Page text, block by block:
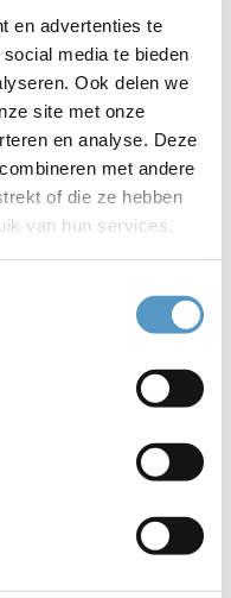
en advertenties te
media te bieden
Ook delen we
site met onze
en analyse. Deze
met andere
of die ze hebben
van hun services.
brachten maar liefst
steunde het
op gang
aan dit project is dat
is ontstaan. Dankzij de
en
georganiseerd had.
Joost